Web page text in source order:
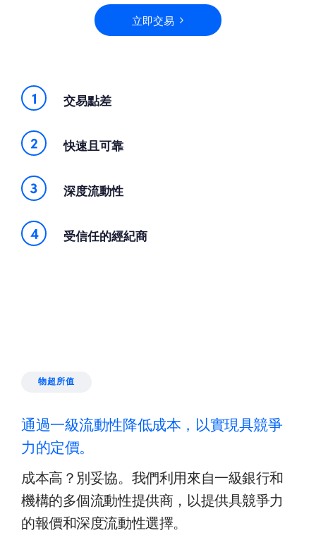
立即交易
交易點差
快速且可靠
深度流動性
受信任的經紀商
物超所值
通過一級流動性降低成本，以實現具競爭
力的定價。
成本高？別妥協。我們利用來自一級銀行和
機構的多個流動性提供商，以提供具競爭力
的報價和深度流動性選擇。